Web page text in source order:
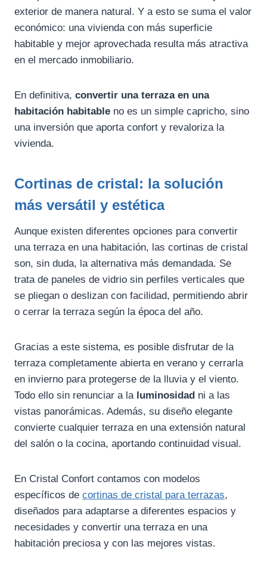
exterior de manera natural. Y a esto se suma el valor
económico: una vivienda con más superficie
habitable y mejor aprovechada resulta más atractiva
en el mercado inmobiliario.
En definitiva, convertir una terraza en una
habitación habitable no es un simple capricho, sino
una inversión que aporta confort y revaloriza la
vivienda.
Cortinas de cristal: la solución
más versátil y estética
Aunque existen diferentes opciones para convertir
una terraza en una habitación, las cortinas de cristal
son, sin duda, la alternativa más demandada. Se
trata de paneles de vidrio sin perfiles verticales que
se pliegan o deslizan con facilidad, permitiendo abrir
o cerrar la terraza según la época del año.
Gracias a este sistema, es posible disfrutar de la
terraza completamente abierta en verano y cerrarla
en invierno para protegerse de la lluvia y el viento.
Todo ello sin renunciar a la luminosidad ni a las
vistas panorámicas. Además, su diseño elegante
convierte cualquier terraza en una extensión natural
del salón o la cocina, aportando continuidad visual.
En Cristal Confort contamos con modelos
específicos de cortinas de cristal para terrazas,
diseñados para adaptarse a diferentes espacios y
necesidades y convertir una terraza en una
habitación preciosa y con las mejores vistas.